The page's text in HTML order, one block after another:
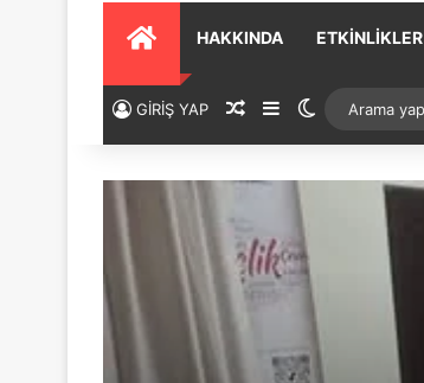
HAKKINDA ETKİNLİKLER
GİRİŞ YAP